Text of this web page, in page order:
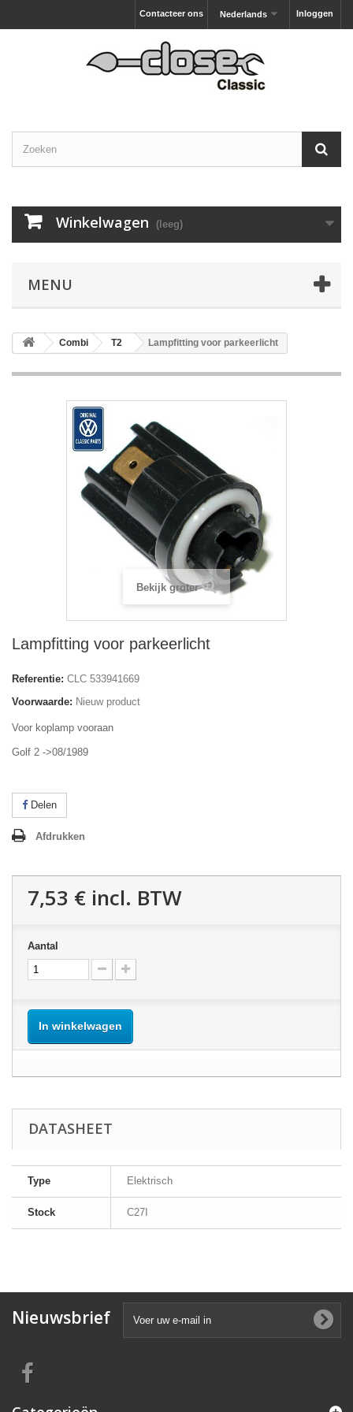
Inloggen
Nederlands
Contacteer ons
Winkelwagen (leeg)
MENU
Combi T2 Lampfitting voor parkeerlicht
Bekijk groter
Lampfitting voor parkeerlicht
Referentie: CLC 533941669
Voorwaarde: Nieuw product
Voor koplamp vooraan
Golf 2 ->08/1989
Delen
Afdrukken
7,53 € incl. BTW
Aantal
In winkelwagen
DATASHEET
Type Elektrisch
Stock C27I
Nieuwsbrief